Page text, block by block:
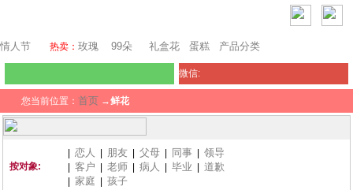
情人节 热卖： 玫瑰 99朵 礼盒花 蛋糕 产品分类
微信:
您当前位置： 首页 →鲜花
按对象:
恋人 朋友 父母 同事 领导
客户 老师 病人 毕业 道歉
家庭 孩子